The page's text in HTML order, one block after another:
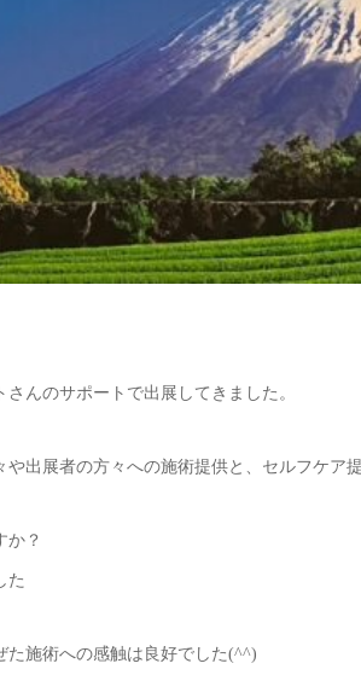
んのサポートで出展してきました。
出展者の方々への施術提供と、セルフケア提
か？
た
た施術への感触は良好でした(^^)